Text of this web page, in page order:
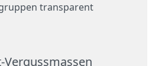
transparent
Vergussmassen